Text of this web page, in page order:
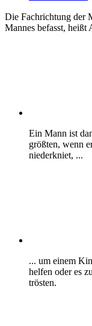
Die Fachrichtung der
Mannes befasst, heißt
Ein Mann ist
größten, wenn
niederkniet, ...
... um einem
helfen oder es zu
trösten.